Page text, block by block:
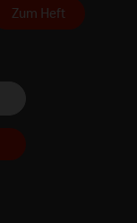
Zum Heft